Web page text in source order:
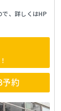
、詳しくはHP
予約